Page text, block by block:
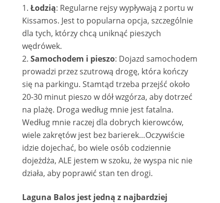
Łodzią: Regularne rejsy wypływają z portu w
Kissamos. Jest to popularna opcja, szczególnie
dla tych, którzy chcą uniknąć pieszych
wędrówek.
Samochodem i pieszo: Dojazd samochodem
prowadzi przez szutrową drogę, która kończy
się na parkingu. Stamtąd trzeba przejść około
20-30 minut pieszo w dół wzgórza, aby dotrzeć
na plażę. Droga według mnie jest fatalna.
Według mnie raczej dla dobrych kierowców,
wiele zakrętów jest bez barierek…Oczywiście
idzie dojechać, bo wiele osób codziennie
dojeżdża, ALE jestem w szoku, że wyspa nic nie
działa, aby poprawić stan ten drogi.
Laguna Balos jest jedną z najbardziej